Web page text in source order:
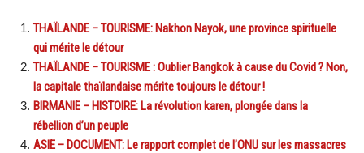
THAÏLANDE – TOURISME: Nakhon Nayok, une province spirituelle
qui mérite le détour
THAÏLANDE – TOURISME : Oublier Bangkok à cause du Covid ? Non,
la capitale thaïlandaise mérite toujours le détour !
BIRMANIE – HISTOIRE: La révolution karen, plongée dans la
rébellion d’un peuple
ASIE – DOCUMENT: Le rapport complet de l’ONU sur les massacres